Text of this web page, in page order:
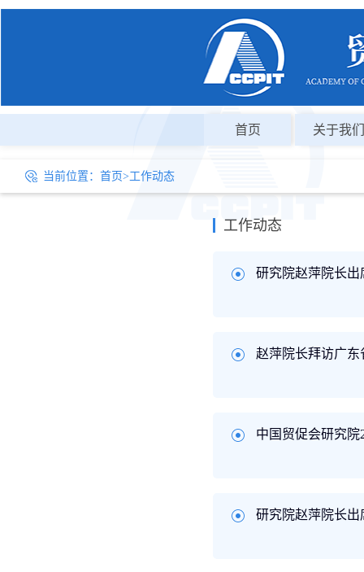
首页 关于我们
当前位置： 首页>工作动态
工作动态
研究院赵萍院长
赵萍院长拜访广东
中国贸促会研究
研究院赵萍院长出